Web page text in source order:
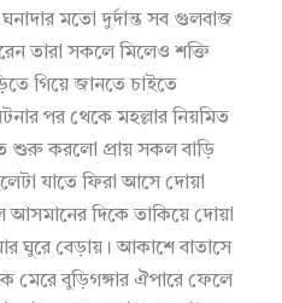
মতো দুর্দান্ত সব গুলবাজ
তারা সকলে মিলেও শক্তি
গিয়ে জানতে চাইতে
পর থেকে মহল্লার নিয়মিত
শুরু করলো প্রায় সকল বাড়ি
যাতে ফিরা আসে দোয়া
দিকে তাকিয়ে দোয়া
ঘুরে বেড়ায়। আকাশে বাতাসে
মেরে বুড়িগঙ্গার ঐপারে ফেলে